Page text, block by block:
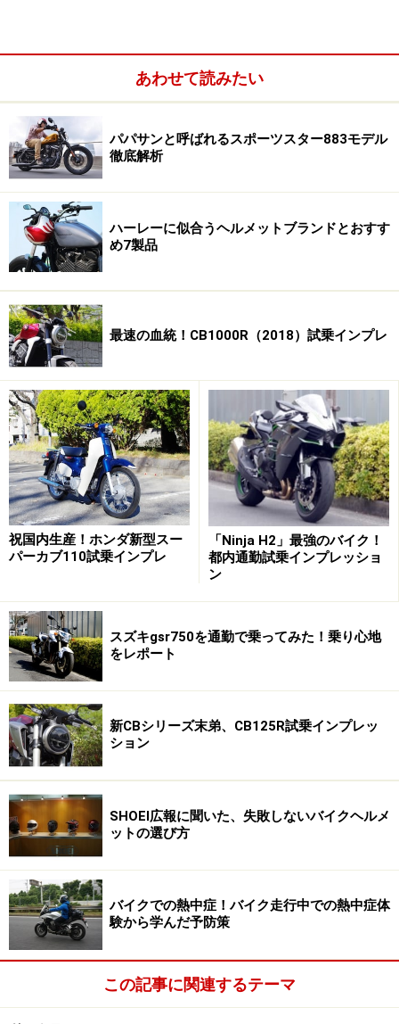
インプレッションします。
G-Dink250iの収納スペース容量はどうか？
G-Dink250iシート下ラゲッジスペース
ビッグスクーターの魅力の一つとして積載量の多さがあ
げられます。先代のグランドディンク250は250ccながら
コンパクトな車体が魅力の一つでしたが、G-Dink250は
は相変らず比較的コンパクト。それに伴いシート下の容
量は国産のビッグスクーターに比べて小さい印象です。
それなりに深さがあるのでフルフェイスヘルメットがし
っかりと納まりますが、追加でレインウエアを入れたら
一杯になりそうな積載量です。
250ccビッグスクーターでは唯一フラットフロアを採用して
しかし、G-Dink250iはフラットフロアを採用しているの
でフロア部分に荷物を積載することが可能です。特に便
利なのがコンビニフック。国産バイクに装備されるコン
ビニフックの最大積載量は1kg未満が多いですが、G-
Dink250iに装備されているコンビニフックはなんと3kgま
あわせて読みたい
パパサンと呼ばれるスポーツスター883モデル
徹底解析
ハーレーに似合うヘルメットブランドとおすす
め7製品
最速の血統！CB1000R（2018）試乗インプレ
祝国内生産！ホンダ新型スー
パーカブ110試乗インプレ
「Ninja H2」最強のバイク！
都内通勤試乗インプレッショ
ン
スズキgsr750を通勤で乗ってみた！乗り心地
をレポート
新CBシリーズ末弟、CB125R試乗インプレッ
ション
SHOEI広報に聞いた、失敗しないバイクヘルメ
ットの選び方
バイクでの熱中症！バイク走行中での熱中症体
験から学んだ予防策
この記事に関連するテーマ